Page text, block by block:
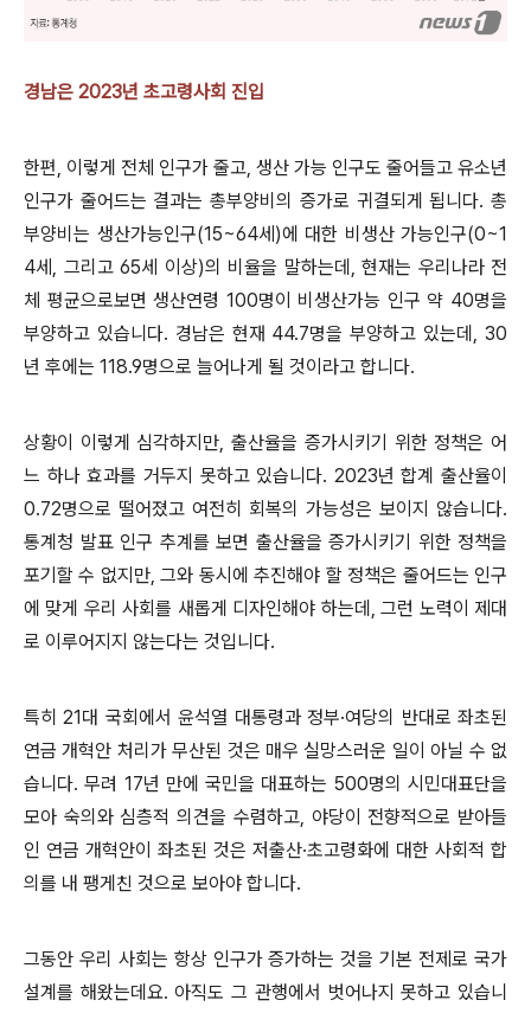
경남은 2023년 초고령사회 진입
한편, 이렇게 전체 인구가 줄고, 생산 가능 인구도 줄어들고 유소년
인구가 줄어드는 결과는 총부양비의 증가로 귀결되게 됩니다.총
부양비는 생산가능인구(15~64세 )에 대한 비생산 가능인구(0~1
4세 , 그리고 65세 이상)의 비율을 말하는데 , 현재는 우리나라 전
체 평균으로보면 생산연령 100명이 비생산가능 인구 약 40명을
부양하고 있습니다. 경남은 현재 44.7명을 부양하고 있는데 , 30
년 후에는 118.9명으로 늘어나게 될 것이라고 합니다.
상황이 이렇게 심각하지만,출산율을 증가시키기 위한 정책은 어
느 하나 효과를 거두지 못하고 있습니다. 2023년 합계 출산율이
0.72명으로 떨어졌고 여전히 회복의 가능성은 보이지 않습니다.
통계청 발표 인구 추계를 보면 출산율을 증가시키기 위한 정책을
포기할 수 없지만,그와 동시에 추진해야 할 정책은 줄어드는 인구
에 맞게 우리 사회를 새롭게 디자인해야 하는데 ,그런 노력이 제대
로 이루어지지 않는다는 것입니다.
특히21대 국회에서 윤석열 대통령과 정부·여당의 반대로 좌초된
연금 개혁안 처리가 무산된 것은 매우 실망스러운 일이 아닐 수 없
습니다.무려 17년 만에 국민을 대표하는 500명의 시민대표단을
모아 숙의와 심층적 의견을 수렴하고, 야당이 전향적으로 받아들
인 연금 개혁안이 좌초된 것은 저출산·초고령화에 대한 사회적 합
의를 내 팽게친 것으로 보아야 합니다.
그동안 우리 사회는 항상 인구가 증가하는 것을 기본 전제로 국가
설계를 해왔는데요.아직도 그 관행에서 벗어나지 못하고 있습니